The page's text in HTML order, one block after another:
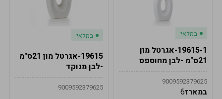
במלאי
19615-1-אגרטל מון
21ס"מ -לבן מחוספס
9009592379625
במארז6
במלאי
19615-אגרטל מון 21ס"מ
-לבן מנוקד
9009592379625